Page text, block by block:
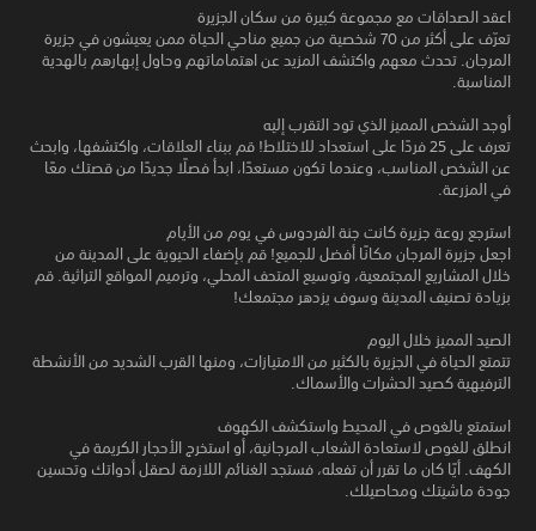
اعقد الصداقات مع مجموعة كبيرة من سكان الجزيرة
تعرّف على أكثر من 70 شخصية من جميع مناحي الحياة ممن يعيشون في جزيرة
المرجان. تحدث معهم واكتشف المزيد عن اهتماماتهم وحاول إبهارهم بالهدية
المناسبة.
أوجد الشخص المميز الذي تود التقرب إليه
تعرف على 25 فردًا على استعداد للاختلاط! قم ببناء العلاقات، واكتشفها، وابحث
عن الشخص المناسب، وعندما تكون مستعدًا، ابدأ فصلًا جديدًا من قصتك معًا
في المزرعة.
استرجع روعة جزيرة كانت جنة الفردوس في يوم من الأيام
اجعل جزيرة المرجان مكانًا أفضل للجميع! قم بإضفاء الحيوية على المدينة من
خلال المشاريع المجتمعية، وتوسيع المتحف المحلي، وترميم المواقع التراثية. قم
بزيادة تصنيف المدينة وسوف يزدهر مجتمعك!
الصيد المميز خلال اليوم
تتمتع الحياة في الجزيرة بالكثير من الامتيازات، ومنها القرب الشديد من الأنشطة
الترفيهية كصيد الحشرات والأسماك.
استمتع بالغوص في المحيط واستكشف الكهوف
انطلق للغوص لاستعادة الشعاب المرجانية، أو استخرج الأحجار الكريمة في
الكهف. أيًا كان ما تقرر أن تفعله، فستجد الغنائم اللازمة لصقل أدواتك وتحسين
جودة ماشيتك ومحاصيلك.